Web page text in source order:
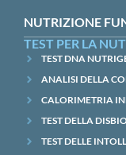
NUTRIZIONE
TEST PER LA
TEST DNA
ANALISI DELLA
CALORIMETRIA
TEST DELLA
TEST DELLE